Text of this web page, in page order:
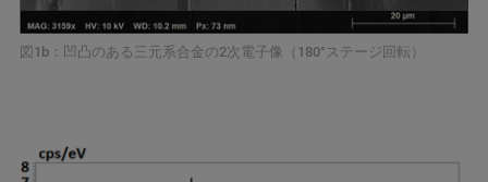
図1b：凹凸のある三元系合金の2次電子像（180°ステージ回転）